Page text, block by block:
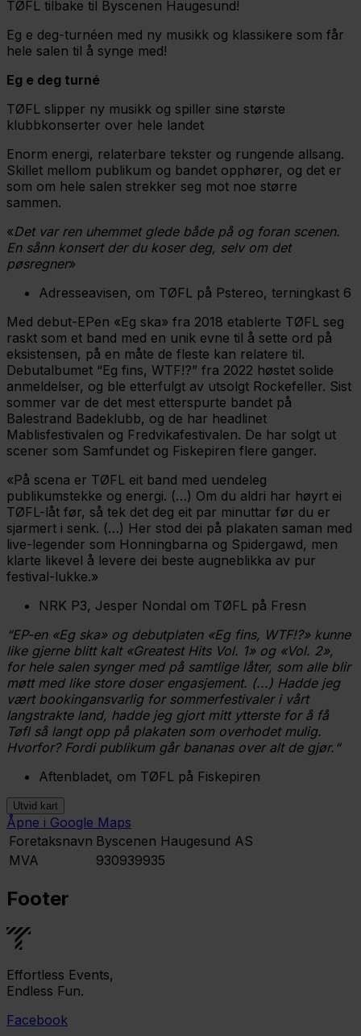
TØFL tilbake til Byscenen Haugesund!
Eg e deg-turnéen med ny musikk og klassikere som får
hele salen til å synge med!
Eg e deg turné
TØFL slipper ny musikk og spiller sine største
klubbkonserter over hele landet
Enorm energi, relaterbare tekster og rungende allsang.
Skillet mellom publikum og bandet opphører, og det er
som om hele salen strekker seg mot noe større
sammen.
«Det var ren uhemmet glede både på og foran scenen.
En sånn konsert der du koser deg, selv om det
pøsregner»
Adresseavisen, om TØFL på Pstereo, terningkast 6
Med debut-EPen «Eg ska» fra 2018 etablerte TØFL seg
raskt som et band med en unik evne til å sette ord på
eksistensen, på en måte de fleste kan relatere til.
Debutalbumet “Eg fins, WTF!?” fra 2022 høstet solide
anmeldelser, og ble etterfulgt av utsolgt Rockefeller. Sist
sommer var de det mest etterspurte bandet på
Balestrand Badeklubb, og de har headlinet
Mablisfestivalen og Fredvikafestivalen. De har solgt ut
scener som Samfundet og Fiskepiren flere ganger.
«På scena er TØFL eit band med uendeleg
publikumstekke og energi. (…) Om du aldri har høyrt ei
TØFL-låt før, så tek det deg eit par minuttar før du er
sjarmert i senk. (…) Her stod dei på plakaten saman med
live-legender som Honningbarna og Spidergawd, men
klarte likevel å levere dei beste augneblikka av pur
festival-lukke.»
NRK P3, Jesper Nondal om TØFL på Fresn
“EP-en «Eg ska» og debutplaten «Eg fins, WTF!?» kunne
like gjerne blitt kalt «Greatest Hits Vol. 1» og «Vol. 2»,
for hele salen synger med på samtlige låter, som alle blir
møtt med like store doser engasjement. (...) Hadde jeg
vært bookingansvarlig for sommerfestivaler i vårt
langstrakte land, hadde jeg gjort mitt ytterste for å få
Tøfl så langt opp på plakaten som overhodet mulig.
Hvorfor? Fordi publikum går bananas over alt de gjør.“
Aftenbladet, om TØFL på Fiskepiren
Utvid kart
Åpne i Google Maps
Foretaksnavn Byscenen Haugesund AS
MVA
930939935
Footer
Effortless Events,
Endless Fun.
Facebook